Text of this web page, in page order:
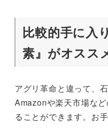
比較的手に入
素』がオスス
アグリ革命と違って、
Amazonや楽天市場な
ることができます。お手